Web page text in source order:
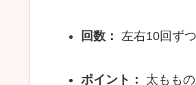
回数： 左右10回ず
ポイント： 太もも